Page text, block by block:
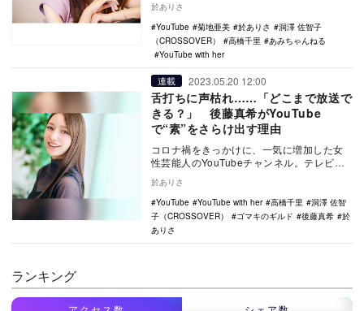
は…
於ありさ
YouTube
菊地亜美 於ありさ
洞澤 佐智子
（CROSSOVER）
高橋千里
あみちゃんねる
YouTube with her
連載 2023.05.20 12:00
舌打ちに声枯れ……「どこまで放送で
きる？」 後藤真希がYouTube
で“素”をさらけ出す理由
コロナ禍をきっかけに、一気に増加した女
性芸能人のYouTubeチャンネル。テレビ出
は…
於ありさ
YouTube
YouTube with her 高橋千里
洞澤 佐智
子（CROSSOVER）
ゴマキのギルド 後藤真希
於
ありさ
ランキング